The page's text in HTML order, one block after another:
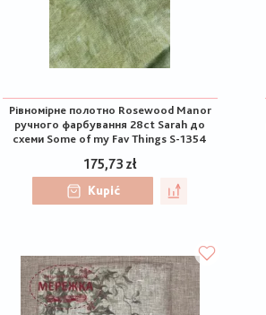
Рівномірне полотно Rosewood Manor
ручного фарбування 28ct Sarah до
схеми Some of my Fav Things S-1354
175,73 zł
Kupić